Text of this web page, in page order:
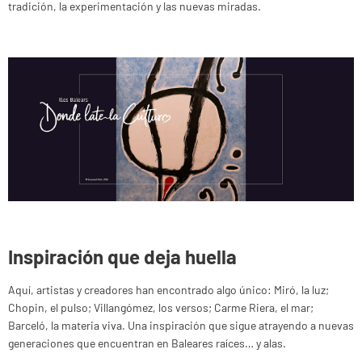
tradición, la experimentación y las nuevas miradas.
Inspiración que deja huella
Aquí, artistas y creadores han encontrado algo único: Miró, la luz;
Chopin, el pulso; Villangómez, los versos; Carme Riera, el mar;
Barceló, la materia viva. Una inspiración que sigue atrayendo a nuevas
generaciones que encuentran en Baleares raíces… y alas.